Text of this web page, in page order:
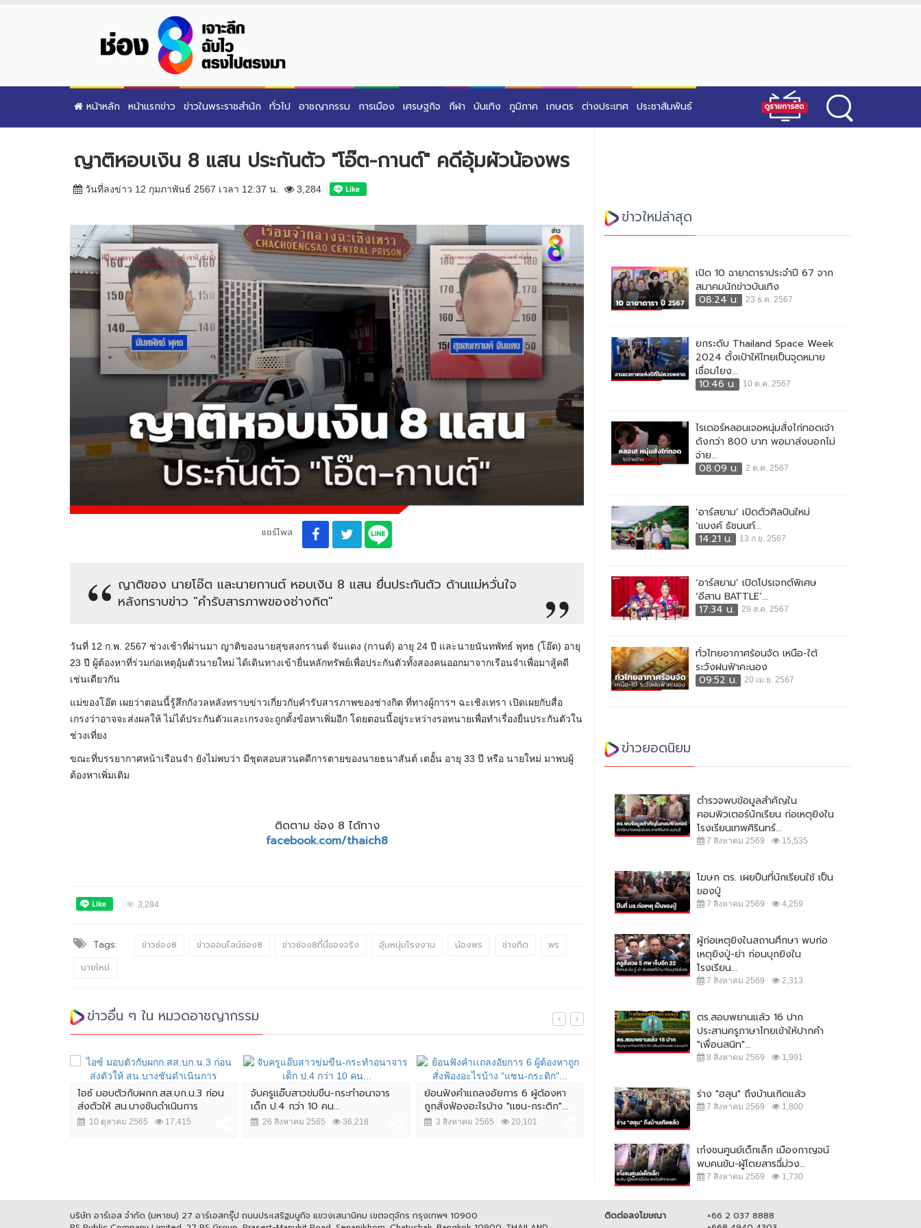
หน้าหลัก หน้าแรกข่าว ข่าวในพระราชสำนัก ทั่วไป อาชญากรรม การเมือง เศรษฐกิจ กีฬา บันเทิง ภูมิภาค เกษตร ต่างประเทศ ประชาสัมพันธ์
ญาติหอบเงิน 8 แสน ประกันตัว "โอ๊ต-กานต์" คดีอุ้มผัวน้องพร
วันที่ลงข่าว 12 กุมภาพันธ์ 2567 เวลา 12:37 น. 3,284
แชร์โพส
ญาติของ นายโอ๊ต และนายกานต์ หอบเงิน 8 แสน ยื่นประกันตัว ด้านแม่หวั่นใจ
หลังทราบข่าว "คำรับสารภาพของช่างกิต"
วันที่ 12 ก.พ. 2567 ช่วงเช้าที่ผ่านมา ญาติของนายสุขสงกรานต์ จันแดง (กานต์) อายุ 24 ปี และนายนันทพัทธ์ พุทธ (โอ๊ต) อายุ
23 ปี ผู้ต้องหาที่ร่วมก่อเหตุอุ้มตัวนายใหม่ ได้เดินทางเข้ายื่นหลักทรัพย์เพื่อประกันตัวทั้งสองคนออกมาจากเรือนจำเพื่อมาสู้คดี
เช่นเดียวกัน
แม่ของโอ๊ต เผยว่าตอนนี้รู้สึกกังวลหลังทราบข่าวเกี่ยวกับคำรับสารภาพของช่างกิต ที่ทางผู้การฯ ฉะเชิงเทรา เปิดเผยกับสื่อ
เกรงว่าอาจจะส่งผลให้ ไม่ได้ประกันตัวและเกรงจะถูกตั้งข้อหาเพิ่มอีก โดยตอนนี้อยู่ระหว่างรอทนายเพื่อทำเรื่องยื่นประกันตัวใน
ช่วงเที่ยง
ขณะที่บรรยากาศหน้าเรือนจำ ยังไม่พบว่า มีชุดสอบสวนคดีการตายของนายธนาสันต์ เตอั้น อายุ 33 ปี หรือ นายใหม่ มาพบผู้
ต้องหาเพิ่มเติม
ติดตาม ช่อง 8 ได้ทาง
facebook.com/thaich8
3,284
Tags: ข่าวช่อง8 ข่าวออนไลน์ช่อง8 ข่าวช่อง8ที่นี่ของจริง อุ้มหนุ่มโรงงาน น้องพร ช่างกิต
พร
นายใหม่
ข่าวอื่น ๆ ใน หมวดอาชญากรรม
ไอซ์ มอบตัวกับผกก.สส.บก.น.3 ก่อน
ส่งตัวให้ สน.บางชันดำเนินการ
10 ตุลาคม 2565 17,415
จับครูแอ๊บสาวข่มขืน-กระทำอนาจาร
เด็ก ป.4 กว่า 10 คน...
26 สิงหาคม 2565 36,218
ย้อนฟังคำเเถลงอัยการ 6 ผู้ต้องหา
ถูกสั่งฟ้องอะไรบ้าง "แซน-กระติก"...
3 สิงหาคม 2565 20,101
สืบ บช.น.จัดชุดตำรวจออนไลน์ รวบผู้
ต้องหา หลอกเป็น จนท.บริษัทบิทคัพ
ออนไลน์...
4 ธันวาคม 2564 16,985
ผบ.ตร. เผย แจ้ง 2 ข้อหาคนฆ่าหญิง
7 สิงหาคม 2564
ข่าวใหม่ล่าสุด
เปิด 10 ฉายาดาราประจำปี 67 จาก
สมาคมนักข่าวบันเทิง
08:24 น.
23 ธ.ค. 2567
ยกระดับ Thailand Space Week
2024 ตั้งเป้าให้ไทยเป็นจุดหมาย
เชื่อมโยง...
10:46 น.
10 ต.ค. 2567
ไรเดอร์หลอนเจอหนุ่มสั่งไก่ทอดเจ้า
ดังกว่า 800 บาท พอมาส่งบอกไม่
จ่าย...
08:09 น.
2 ต.ค. 2567
‘อาร์สยาม’ เปิดตัวศิลปินใหม่
‘แบงค์ ธัชนนท์...
14:21 น.
13 ก.ย. 2567
‘อาร์สยาม’ เปิดโปรเจกต์พิเศษ
‘อีสาน BATTLE’...
17:34 น.
29 ส.ค. 2567
ทั่วไทยอากาศร้อนจัด เหนือ-ใต้
ระวังฝนฟ้าคะนอง
09:52 น.
20 เม.ย. 2567
ข่าวยอดนิยม
ตำรวจพบข้อมูลสำคัญใน
คอมพิวเตอร์นักเรียน ก่อเหตุยิงใน
โรงเรียนเทพศิรินทร์...
7 สิงหาคม 2569 15,535
โฆษก ตร. เผยปืนที่นักเรียนใช้ เป็น
ของปู่
7 สิงหาคม 2569 4,259
ผู้ก่อเหตุยิงในสถานศึกษา พบก่อ
เหตุยิงปู่-ย่า ก่อนบุกยิงใน
โรงเรียน...
7 สิงหาคม 2569 2,313
ตร.สอบพยานแล้ว 16 ปาก
ประสานครูภาษาไทยเข้าให้ปากคำ
"เพื่อนสนิท"...
8 สิงหาคม 2569 1,991
ร่าง "ฮลุน" ถึงบ้านเกิดแล้ว
7 สิงหาคม 2569 1,800
เก๋งชนศูนย์เด็กเล็ก เมืองกาญจน์
พบคนขับ-ผู้โดยสารฉี่ม่วง...
7 สิงหาคม 2569 1,730
บริษัท อาร์เอส จำกัด (มหาชน) 27 อาร์เอสกรุ๊ป ถนนประเสริฐมนูกิจ แขวงเสนานิคม เขตจตุจักร กรุงเทพฯ 10900
ติดต่อลงโฆษณา
+66 2 037 8888